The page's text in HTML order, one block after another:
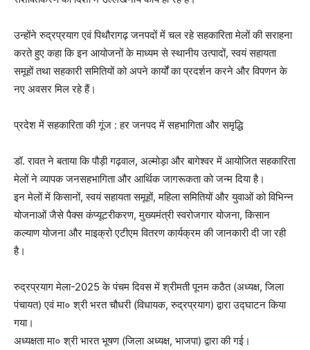
उन्होंने रुद्रप्रयाग एवं पिथौरागढ़ जनपदों में चल रहे सहकारिता मेलों की सराहना
करते हुए कहा कि इन आयोजनों के माध्यम से स्थानीय उत्पादों, स्वयं सहायता
समूहों तथा सहकारी समितियों को अपने कार्यों का प्रदर्शन करने और विपणन के
नए अवसर मिल रहे हैं।
प्रदेश में सहकारिता की गूंज : हर जनपद में सहभागिता और समृद्धि
डॉ. रावत ने बताया कि पौड़ी गढ़वाल, अल्मोड़ा और बागेश्वर में आयोजित सहकारिता
मेलों ने व्यापक जनसहभागिता और आर्थिक जागरूकता को जन्म दिया है।
इन मेलों में किसानों, स्वयं सहायता समूहों, महिला समितियों और युवाओं को विभिन्न
योजनाओं जैसे पैक्स कंप्यूटरीकरण, मुख्यमंत्री स्वरोजगार योजना, किसान
कल्याण योजना और माइक्रो एटीएम वितरण कार्यक्रम की जानकारी दी जा रही
है।
रुद्रप्रयाग मेला-2025 के पंचम दिवस में श्रीमती पूनम कठैत (अध्यक्ष, जिला
पंचायत) एवं मा० श्री भरत चौधरी (विधायक, रुद्रप्रयाग) द्वारा उद्घाटन किया
गया।
अध्यक्षता मा० श्री भारत भूषण (जिला अध्यक्ष, भाजपा) द्वारा की गई।